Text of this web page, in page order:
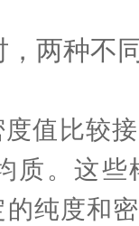
，两种不
值比较
质。这些
纯度和